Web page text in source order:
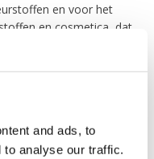
and ads, to
to analyse our traffic.
en voor het
en cosmetica, dat
denat.). Het is ook
voor cellulose-
voor
het in cosmetische
verzachtende en
andere mogelijke